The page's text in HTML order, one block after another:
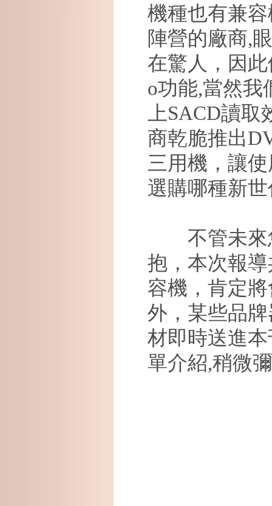
機種也有兼
陣營的廠商,
在驚人，因
o功能,當然我
上SACD讀取
商乾脆推出
三用機，讓
選購哪種新
不管未來
抱，本次報
容機，肯定
外，某些品
材即時送進
單介紹,稍微